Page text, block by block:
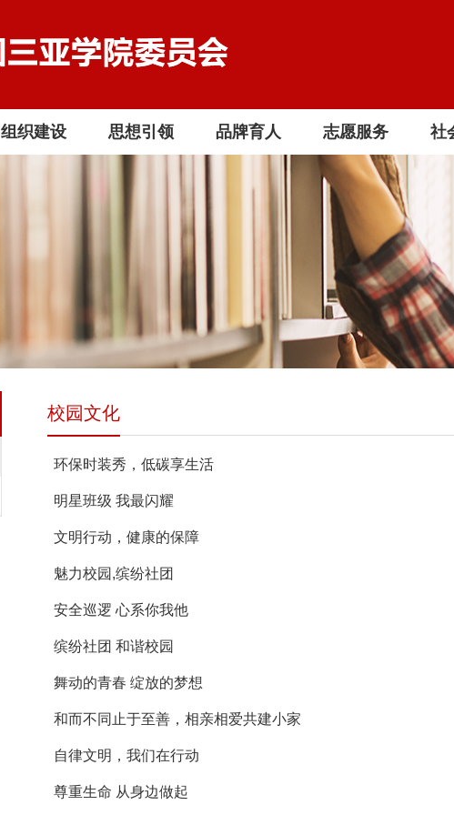
组织建设 思想引领 品牌育人 志愿服务 社
校园文化
环保时装秀，低碳享生活
明星班级 我最闪耀
文明行动，健康的保障
魅力校园,缤纷社团
安全巡逻 心系你我他
缤纷社团 和谐校园
舞动的青春 绽放的梦想
和而不同止于至善，相亲相爱共建小家
自律文明，我们在行动
尊重生命 从身边做起